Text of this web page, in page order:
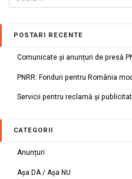
POSTARI RECENTE
Comunicate și anunțuri de presă
PNRR: Fonduri pentru România
Servicii pentru reclamă și
CATEGORII
Anunțuri
Așa DA / Așa NU